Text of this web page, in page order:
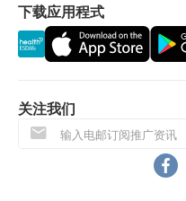
由心脏科专科医生讲
以下为一些会增加患冠
男性患病风险较女性
家族病历中有心脏
吸烟、过重、饮酒
科医生进行心脏功能
告。
请注意：心脏健康检
际心脏中心 将收取
查项目之费用，馀
下载应用程式
关注我们